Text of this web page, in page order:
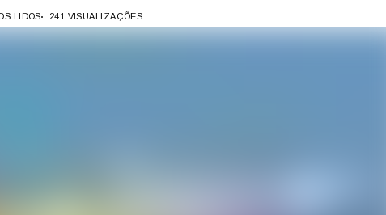
LIDOS 241 VISUALIZAÇÕES